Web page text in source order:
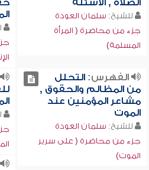
الصلاة , الأسئلة
للشيخ: سلمان العودة
جزء من محاضرة ( المرأة
المسلمة)
الفهرس:التحلل
من المظالم والحقوق ,
مشاعر المؤمنين عند
الموت
للشيخ: سلمان العودة
جزء من محاضرة ( على سرير
الموت)